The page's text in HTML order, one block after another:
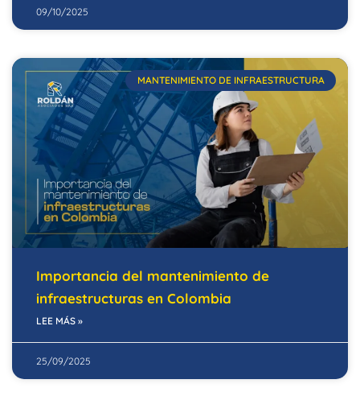
09/10/2025
MANTENIMIENTO DE INFRAESTRUCTURA
Importancia del mantenimiento de
infraestructuras en Colombia
LEE MÁS »
25/09/2025